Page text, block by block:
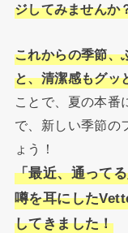
ジしてみませんか
これからの季節、
と、清潔感もグッ
ことで、夏の本番
で、新しい季節の
ょう！
「最近、通って
噂を耳にした
してきました！